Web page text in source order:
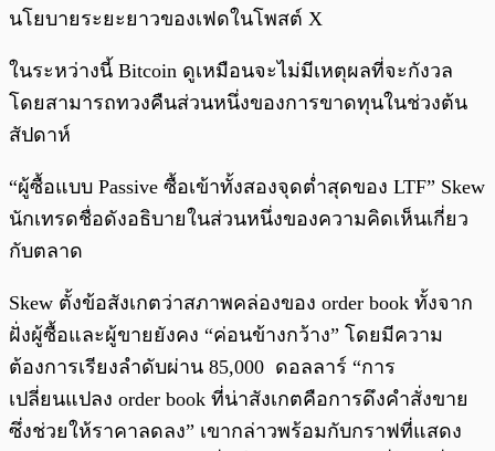
นโยบายระยะยาวของเฟดในโพสต์ X
ในระหว่างนี้ Bitcoin ดูเหมือนจะไม่มีเหตุผลที่จะกังวล
โดยสามารถทวงคืนส่วนหนึ่งของการขาดทุนในช่วงต้น
สัปดาห์
“ผู้ซื้อแบบ Passive ซื้อเข้าทั้งสองจุดต่ำสุดของ LTF” Skew
นักเทรดชื่อดังอธิบายในส่วนหนึ่งของความคิดเห็นเกี่ยว
กับตลาด
Skew ตั้งข้อสังเกตว่าสภาพคล่องของ order book ทั้งจาก
ฝั่งผู้ซื้อและผู้ขายยังคง “ค่อนข้างกว้าง” โดยมีความ
ต้องการเรียงลำดับผ่าน 85,000 ดอลลาร์ “การ
เปลี่ยนแปลง order book ที่น่าสังเกตคือการดึงคำสั่งขาย
ซึ่งช่วยให้ราคาลดลง” เขากล่าวพร้อมกับกราฟที่แสดง